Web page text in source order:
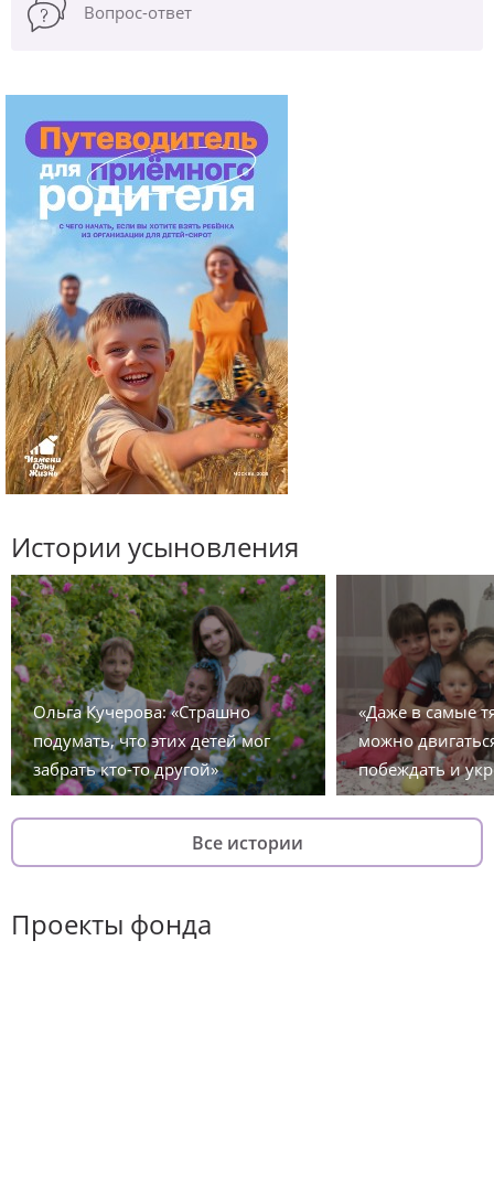
Вопрос-ответ
Истории усыновления
Ольга Кучерова: «Страшно
подумать, что этих детей мог
забрать кто-то другой»
«Даже в самые
можно
побеждать и
Все истории
Проекты фонда